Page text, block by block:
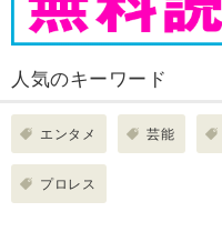
人気のキーワード
エンタメ 芸能
プロレス